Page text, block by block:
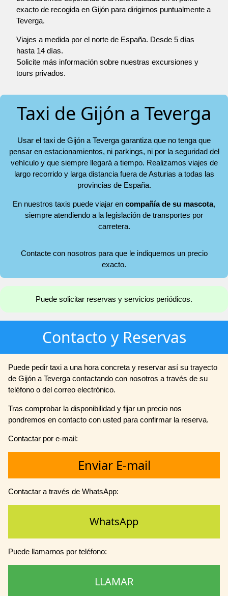
exacto de recogida en Gijón para dirigirnos puntualmente a
Teverga.
Viajes a medida por el norte de España. Desde 5 días
hasta 14 días.
Solicite más información sobre nuestras excursiones y
tours privados.
Taxi de Gijón a Teverga
Usar el taxi de Gijón a Teverga garantiza que no tenga que
pensar en estacionamientos, ni parkings, ni por la seguridad del
vehículo y que siempre llegará a tiempo. Realizamos viajes de
largo recorrido y larga distancia fuera de Asturias a todas las
provincias de España.
En nuestros taxis puede viajar en compañía de su mascota,
siempre atendiendo a la legislación de transportes por
carretera.
Contacte con nosotros para que le indiquemos un precio
exacto.
Puede solicitar reservas y servicios periódicos.
Contacto y Reservas
Puede pedir taxi a una hora concreta y reservar así su trayecto
de Gijón a Teverga contactando con nosotros a través de su
teléfono o del correo electrónico.
Tras comprobar la disponibilidad y fijar un precio nos
pondremos en contacto con usted para confirmar la reserva.
Contactar por e-mail:
Enviar E-mail
Contactar a través de WhatsApp:
WhatsApp
Puede llamarnos por teléfono:
LLAMAR